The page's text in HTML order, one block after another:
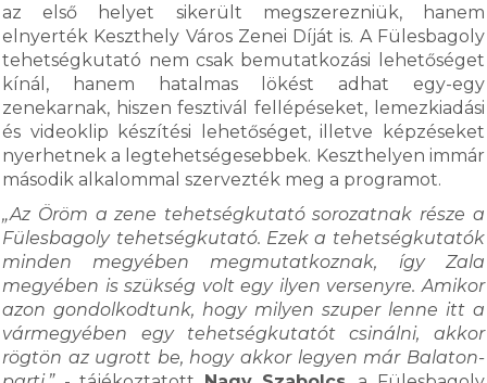
az első helyet sikerült megszerezniük, hanem
elnyerték Keszthely Város Zenei Díját is. A Fülesbagoly
tehetségkutató nem csak bemutatkozási lehetőséget
kínál, hanem hatalmas lökést adhat egy-egy
zenekarnak, hiszen fesztivál fellépéseket, lemezkiadási
és videoklip készítési lehetőséget, illetve képzéseket
nyerhetnek a legtehetségesebbek. Keszthelyen immár
második alkalommal szervezték meg a programot.
„Az Öröm a zene tehetségkutató sorozatnak része a
Fülesbagoly tehetségkutató. Ezek a tehetségkutatók
minden megyében megmutatkoznak, így Zala
megyében is szükség volt egy ilyen versenyre. Amikor
azon gondolkodtunk, hogy milyen szuper lenne itt a
vármegyében egy tehetségkutatót csinálni, akkor
rögtön az ugrott be, hogy akkor legyen már Balaton-